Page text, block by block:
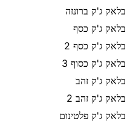
בלאק ג'ק ברונזה
בלאק ג'ק כסף
בלאק ג'ק כסף 2
בלאק ג'ק כסוף 3
בלאק ג'ק זהב
בלאק ג'ק זהב 2
בלאק ג'ק פלטינום